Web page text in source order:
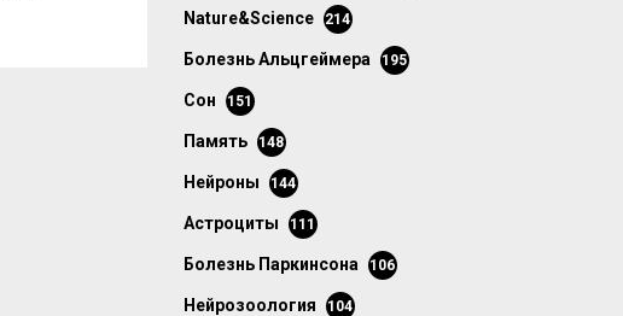
Nature&Science 214
болезнь Альцгеймера 195
сон 151
память 148
нейроны 144
астроциты 111
болезнь Паркинсона 106
нейрозоология 104